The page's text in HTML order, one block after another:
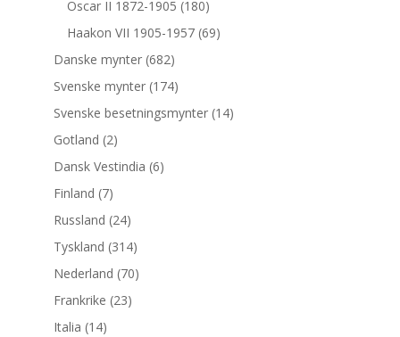
Oscar II 1872-1905 (180)
Haakon VII 1905-1957 (69)
Danske mynter (682)
Svenske mynter (174)
Svenske besetningsmynter (14)
Gotland (2)
Dansk Vestindia (6)
Finland (7)
Russland (24)
Tyskland (314)
Nederland (70)
Frankrike (23)
Italia (14)